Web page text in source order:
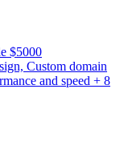
$5000
Custom domain
and speed + 8